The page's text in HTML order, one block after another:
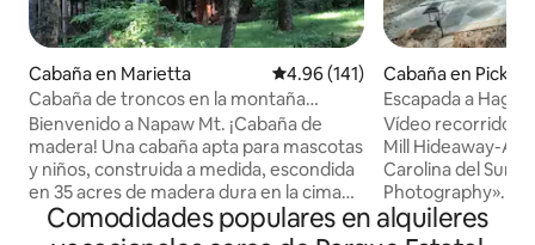
Cabaña en Marietta Calificación promedio: 4.96 de
4.96 (141)
Cabaña de troncos en la montaña
Napaw: experiencia mágica
Bienvenido a Napaw Mt. ¡Cabaña de
madera! Una cabaña apta para mascotas
y niños, construida a medida, escondida
en 35 acres de madera dura en la cima
de una montaña privada. Las terrazas
envolventes ofrecen una hermosa vista
Cabaña en
Escapada a
Vídeo recorrido
Mill Hideaway-Air
Carolina del Sur
Photography».
histórico Hagood
pesca privado es
Comodidades populares en alquileres